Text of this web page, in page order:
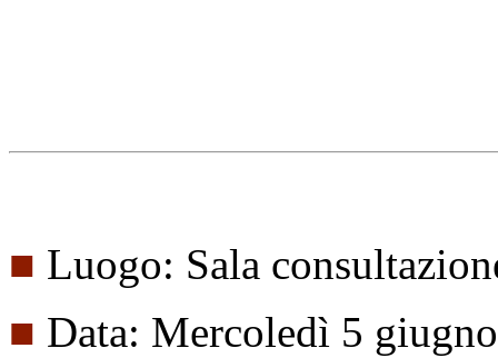
■ Luogo: Sala
■ Data: Mercoledì 5